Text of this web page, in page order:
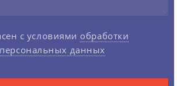
с условиями обработки
персональных данных